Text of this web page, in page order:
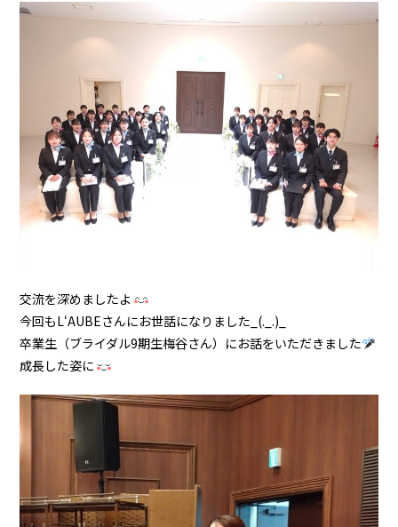
交流を深めましたよ
今回もL‘AUBEさんにお世話になりました_(._.)_
卒業生（ブライダル9期生梅谷さん）にお話をいただきました
成長した姿に